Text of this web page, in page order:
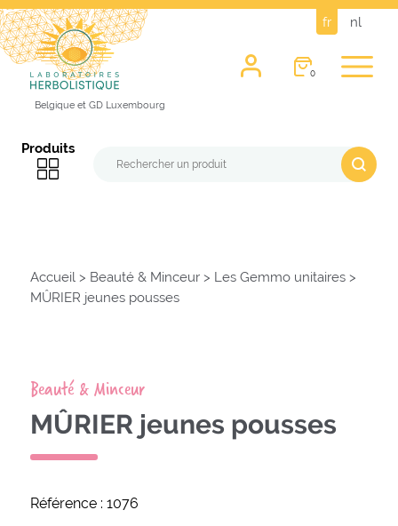
fr nl
Belgique et GD Luxembourg
0
Produits
Accueil > Beauté & Minceur> Les Gemmo unitaires>
MÛRIER jeunes pousses
Beauté & Minceur
MÛRIER jeunes pousses
Référence : 1076